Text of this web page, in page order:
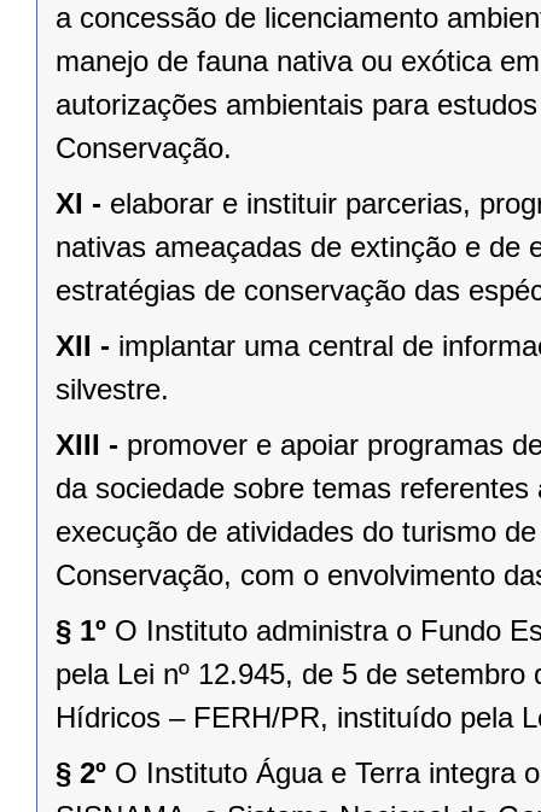
a concessão de licenciamento
manejo de fauna nativa ou exótica
autorizações ambientais para
Conservação.
XI - elaborar e instituir parcerias,
nativas ameaçadas de extinção e de
estratégias de conservação das
XII - implantar uma central de
silvestre.
XIII - promover e apoiar programas
da sociedade sobre temas
execução de atividades do turismo
Conservação, com o envolvimento
§ 1º O Instituto administra o Fundo
pela Lei nº 12.945, de 5 de
Hídricos – FERH/PR, instituído pela
§ 2º O Instituto Água e Terra integra